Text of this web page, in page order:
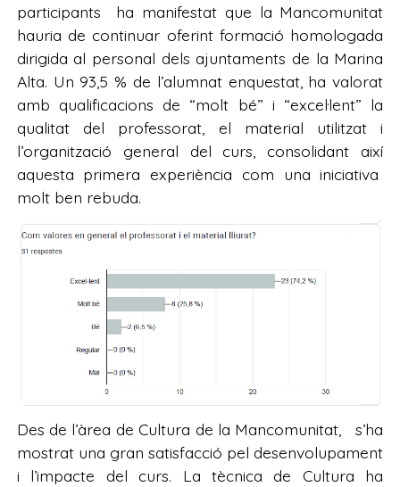
participants ha manifestat que la Mancomunitat
hauria de continuar oferint formació homologada
dirigida al personal dels ajuntaments de la Marina
Alta. Un 93,5 % de l’alumnat enquestat, ha valorat
amb qualificacions de “molt bé” i “excel·lent” la
qualitat del professorat, el material utilitzat i
l’organització general del curs, consolidant així
aquesta primera experiència com una iniciativa
molt ben rebuda.
Des de l’àrea de Cultura de la Mancomunitat, s’ha
mostrat una gran satisfacció pel desenvolupament
i l’impacte del curs. La tècnica de Cultura ha